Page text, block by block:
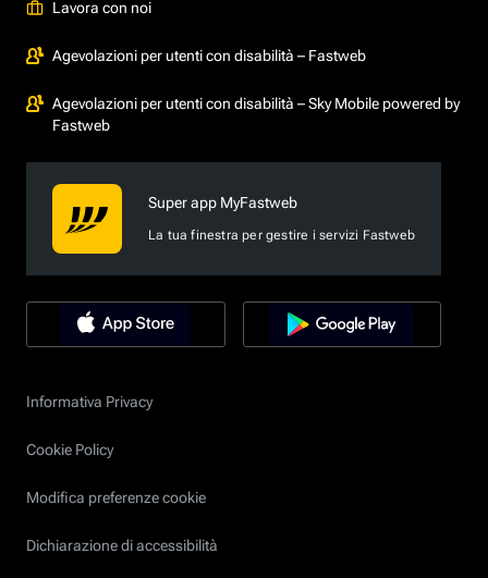
Lavora con noi
Agevolazioni per utenti con disabilità – Fastweb
Agevolazioni per utenti con disabilità – Sky Mobile powered by
Fastweb
Super app MyFastweb
La tua finestra per gestire i servizi Fastweb
Informativa Privacy
Cookie Policy
Modifica preferenze cookie
Dichiarazione di accessibilità